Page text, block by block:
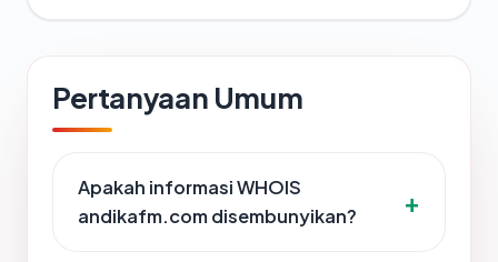
Pertanyaan Umum
Apakah informasi WHOIS
andikafm.com disembunyikan?